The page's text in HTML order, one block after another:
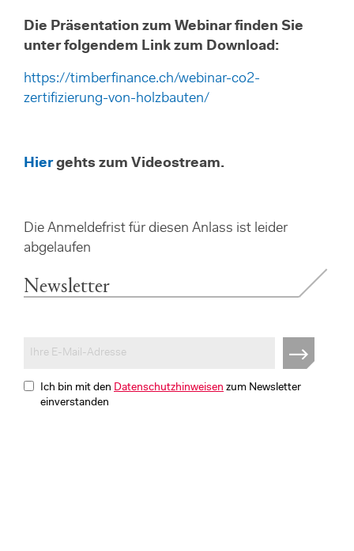
Newsletter
Ich bin mit den Datenschutzhinweisen zum Newsletter
einverstanden
Die Präsentation zum Webinar finden Sie
unter folgendem Link zum Download:
https://timberfinance.ch/webinar-co2-
zertifizierung-von-holzbauten/
Hiergehts zum Videostream.
Die Anmeldefrist für diesen Anlass ist leider
abgelaufen